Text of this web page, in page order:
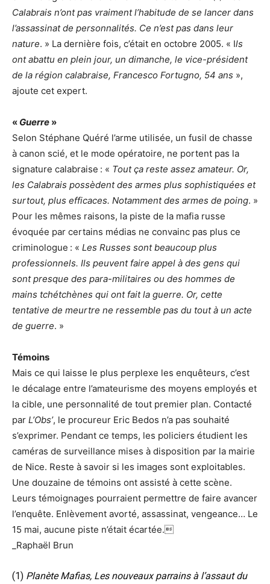
Calabrais n’ont pas vraiment l’habitude de se lancer dans
l’assassinat de personnalités. Ce n’est pas dans leur
nature. » La dernière fois, c’était en octobre 2005. « Ils
ont abattu en plein jour, un dimanche, le vice-président
de la région calabraise, Francesco Fortugno, 54 ans »,
ajoute cet expert.
« Guerre »
Selon Stéphane Quéré l’arme utilisée, un fusil de chasse
à canon scié, et le mode opératoire, ne portent pas la
signature calabraise : « Tout ça reste assez amateur. Or,
les Calabrais possèdent des armes plus sophistiquées et
surtout, plus efficaces. Notamment des armes de poing. »
Pour les mêmes raisons, la piste de la mafia russe
évoquée par certains médias ne convainc pas plus ce
criminologue : « Les Russes sont beaucoup plus
professionnels. Ils peuvent faire appel à des gens qui
sont presque des para-militaires ou des hommes de
mains tchétchènes qui ont fait la guerre. Or, cette
tentative de meurtre ne ressemble pas du tout à un acte
de guerre. »
Témoins
Mais ce qui laisse le plus perplexe les enquêteurs, c’est
le décalage entre l’amateurisme des moyens employés et
la cible, une personnalité de tout premier plan. Contacté
par L’Obs’, le procureur Eric Bedos n’a pas souhaité
s’exprimer. Pendant ce temps, les policiers étudient les
caméras de surveillance mises à disposition par la mairie
de Nice. Reste à savoir si les images sont exploitables.
Une douzaine de témoins ont assisté à cette scène.
Leurs témoignages pourraient permettre de faire avancer
l’enquête. Enlèvement avorté, assassinat, vengeance… Le
15 mai, aucune piste n’était écartée.
_Raphaël Brun
(1) Planète Mafias, Les nouveaux parrains à l’assaut du